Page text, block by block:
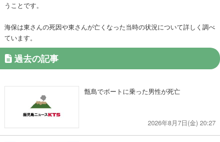
うことです。
海保は東さんの死因や東さんが亡くなった当時の状況について詳しく調べ
ています。
過去の記事
甑島でボートに乗った男性が死亡
2026年8月7日(金) 20:27